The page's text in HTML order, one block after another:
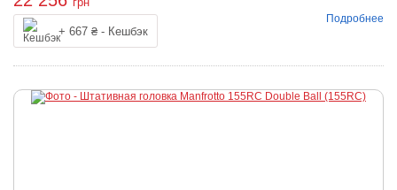
+ 667 ₴ - Кешбэк
Подробнее